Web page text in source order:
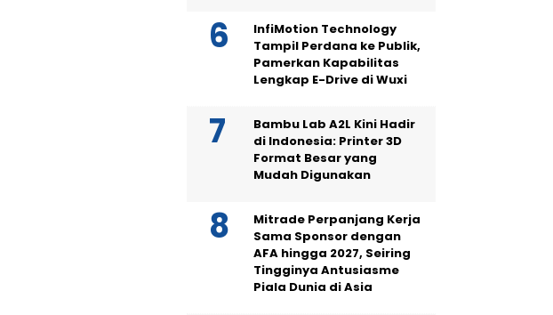
InfiMotion Technology
Tampil Perdana ke Publik,
Pamerkan Kapabilitas
Lengkap E-Drive di Wuxi
Bambu Lab A2L Kini Hadir
di Indonesia: Printer 3D
Format Besar yang
Mudah Digunakan
Mitrade Perpanjang Kerja
Sama Sponsor dengan
AFA hingga 2027, Seiring
Tingginya Antusiasme
Piala Dunia di Asia